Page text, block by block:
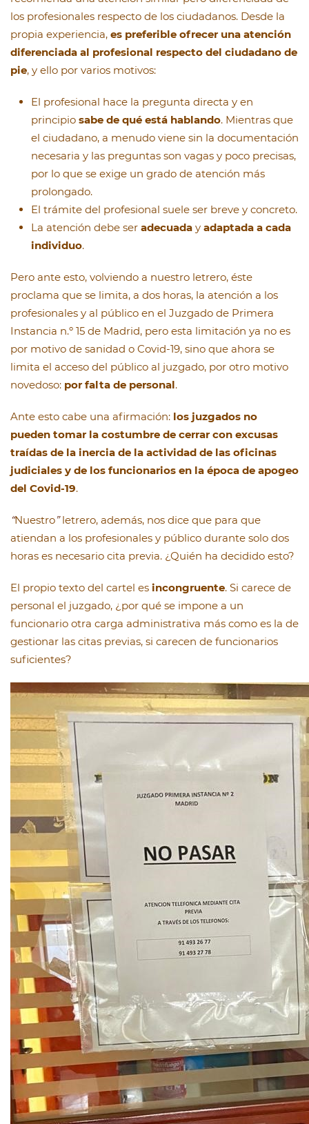
los profesionales respecto de los ciudadanos. Desde la
propia experiencia, es preferible ofrecer una atención
diferenciada al profesional respecto del ciudadano de
pie, y ello por varios motivos:
El profesional hace la pregunta directa y en
principio sabe de qué está hablando. Mientras que
el ciudadano, a menudo viene sin la documentación
necesaria y las preguntas son vagas y poco precisas,
por lo que se exige un grado de atención más
prolongado.
El trámite del profesional suele ser breve y concreto.
La atención debe ser adecuada y adaptada a cada
individuo.
Pero ante esto, volviendo a nuestro letrero, éste
proclama que se limita, a dos horas, la atención a los
profesionales y al público en el Juzgado de Primera
Instancia n.º 15 de Madrid, pero esta limitación ya no es
por motivo de sanidad o Covid-19, sino que ahora se
limita el acceso del público al juzgado, por otro motivo
novedoso: por falta de personal.
Ante esto cabe una afirmación: los juzgados no
pueden tomar la costumbre de cerrar con excusas
traídas de la inercia de la actividad de las oficinas
judiciales y de los funcionarios en la época de apogeo
del Covid-19.
“Nuestro”letrero, además, nos dice que para que
atiendan a los profesionales y público durante solo dos
horas es necesario cita previa. ¿Quién ha decidido esto?
El propio texto del cartel es incongruente. Si carece de
personal el juzgado, ¿por qué se impone a un
funcionario otra carga administrativa más como es la de
gestionar las citas previas, si carecen de funcionarios
suficientes?